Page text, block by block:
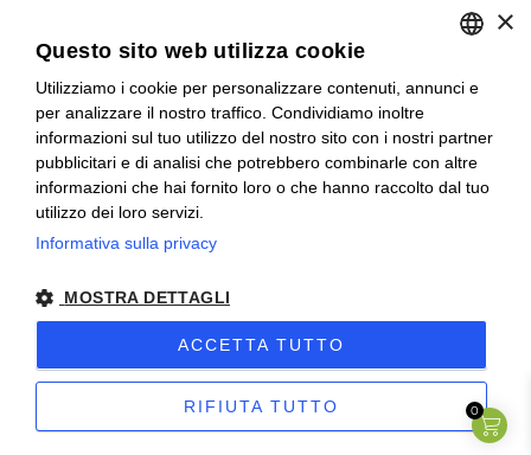
Tisana Melissa -
TerraeMonaci-20g-20
Filtri
4,40€
i
a
ACQUISTA
Quante tisane bere in
gravidanza e allattamento
ACQUISTA 0
ITALIAN
FRENCH
×
Questo sito web utilizza cookie
Utilizziamo i cookie per personalizzare contenuti, annunci e
per analizzare il nostro traffico. Condividiamo inoltre
informazioni sul tuo utilizzo del nostro sito con i nostri partner
pubblicitari e di analisi che potrebbero combinarle con altre
informazioni che hai fornito loro o che hanno raccolto dal tuo
utilizzo dei loro servizi.
Informativa sulla privacy
MOSTRA DETTAGLI
ACCETTA TUTTO
RIFIUTA TUTTO